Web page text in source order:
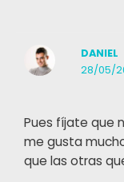
DANIEL
28/05/
Pues fíjate que
me gusta
que las otras